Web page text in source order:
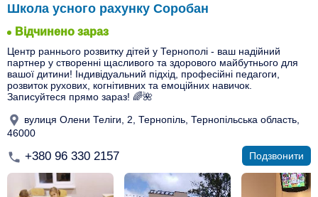
Школа усного рахунку Соробан
Відчинено зараз
Центр раннього розвитку дітей у Тернополі - ваш надійний
партнер у створенні щасливого та здорового майбутнього для
вашої дитини! Індивідуальний підхід, професійні педагоги,
розвиток рухових, когнітивних та емоційних навичок.
Записуйтеся прямо зараз! 🌈🌺
вулиця Олени Теліги, 2, Тернопіль, Тернопільська область,
46000
+380 96 330 2157 Подзвонити